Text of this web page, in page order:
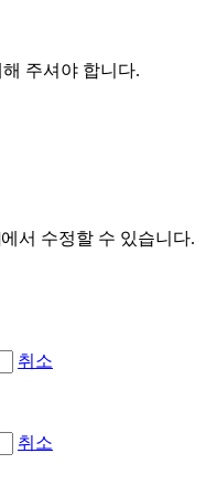
주셔야 합니다.
서 수정할 수 있습니다.
취소
취소